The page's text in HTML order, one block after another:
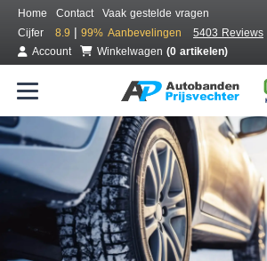
Home Contact
Vaak gestelde vragen
Cijfer
8.9 | 99% Aanbevelingen
5403 Reviews
Account
Winkelwagen (0 artikelen)
Bestel voordelig winterbanden